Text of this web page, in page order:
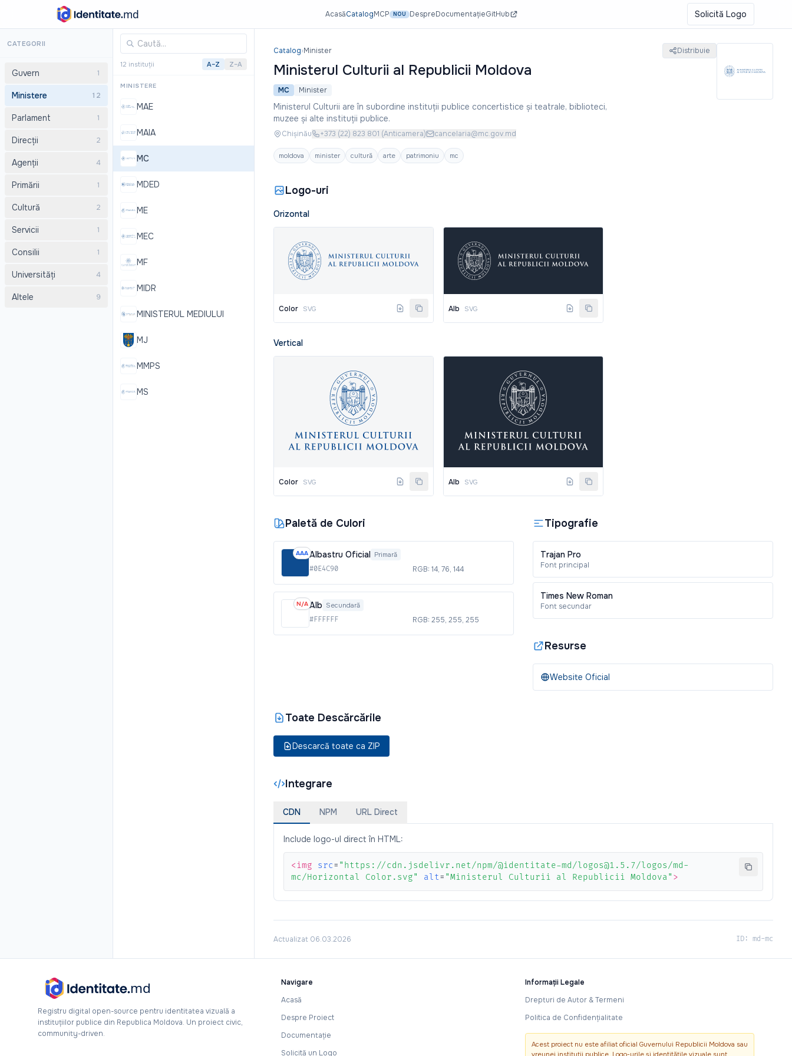
AcasăCatalogMCP NOU DespreDocumentațieGitHub Solicită Logo
Ministerul Culturii al Republicii Moldova
CATEGORII
Guvern 1
Ministere 12
Parlament 1
Direcții 2
Agenții 4
Primării 1
Cultură 2
Servicii 1
Consilii 1
Universități 4
Altele 9
12 instituții A–Z Z–A
MINISTERE
MAE
MAIA
MC
MDED
ME
MEC
MF
MIDR
MINISTERUL MEDIULUI
MJ
MMPS
MS
Catalog›Minister Distribuie
Ministerul Culturii al Republicii Moldova
MC Minister
Ministerul Culturii are în subordine instituții publice concertistice și teatrale, biblioteci,
muzee și alte instituții publice.
Chișinău +373 (22) 823 801 (Anticamera) cancelaria@mc.gov.md
moldova minister cultură arte patrimoniu mc
Logo-uri
Orizontal
Color SVG Alb SVG
Vertical
Color SVG Alb SVG
Paletă de Culori
AAAAlbastru Oficial Primară
#0E4C90 RGB: 14, 76, 144
N/AAlb Secundară
#FFFFFF RGB: 255, 255, 255
Tipografie
Trajan Pro
Font principal
Times New Roman
Font secundar
Resurse
Website Oficial
Toate Descărcările
Descarcă toate ca ZIP
Integrare
CDN NPM URL Direct
Include logo-ul direct în HTML:
<img src= "https://cdn.jsdelivr.net/npm/@identitate-md/logos@1.5.7/logos/md-
mc/Horizontal Color.svg"
alt= "Ministerul Culturii al Republicii Moldova" >
Actualizat 06.03.2026 ID: md-mc
Registru digital open-source pentru identitatea vizuală a
instituțiilor publice din Republica Moldova. Un proiect civic,
community-driven.
Navigare
Acasă
Despre Proiect
Documentație
Solicită un Logo
Informații Legale
Drepturi de Autor & Termeni
Politica de Confidențialitate
Acest proiect nu este afiliat oficial Guvernului Republicii Moldova sau
vreunei instituții publice. Logo-urile și identitățile vizuale sunt